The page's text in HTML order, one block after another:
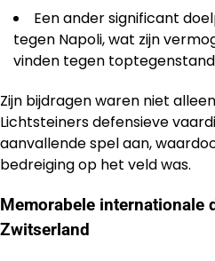
Een ander significant
tegen Napoli, wat zijn
vinden tegen
Zijn bijdragen waren niet
Lichtsteiners defensieve
aanvallende spel aan,
bedreiging op het veld was.
Memorabele internationale
Zwitserland